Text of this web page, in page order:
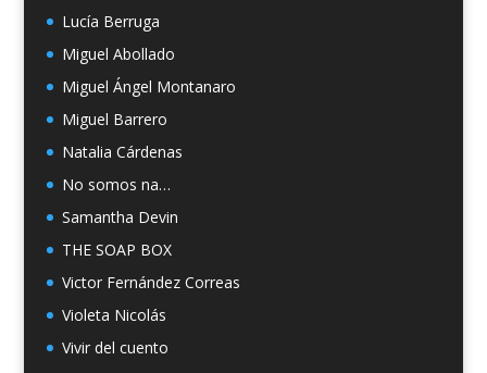
Lucía Berruga
Miguel Abollado
Miguel Ángel Montanaro
Miguel Barrero
Natalia Cárdenas
No somos na…
Samantha Devin
THE SOAP BOX
Victor Fernández Correas
Violeta Nicolás
Vivir del cuento